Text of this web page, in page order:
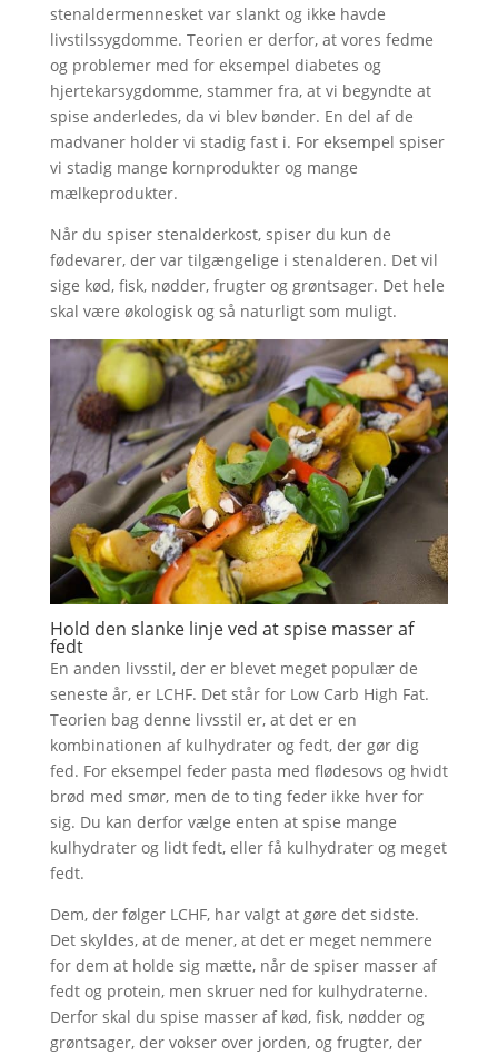
stenaldermennesket var slankt og ikke havde
livstilssygdomme. Teorien er derfor, at vores fedme
og problemer med for eksempel diabetes og
hjertekarsygdomme, stammer fra, at vi begyndte at
spise anderledes, da vi blev bønder. En del af de
madvaner holder vi stadig fast i. For eksempel spiser
vi stadig mange kornprodukter og mange
mælkeprodukter.
Når du spiser stenalderkost, spiser du kun de
fødevarer, der var tilgængelige i stenalderen. Det vil
sige kød, fisk, nødder, frugter og grøntsager. Det hele
skal være økologisk og så naturligt som muligt.
Hold den slanke linje ved at spise masser af
fedt
En anden livsstil, der er blevet meget populær de
seneste år, er LCHF. Det står for Low Carb High Fat.
Teorien bag denne livsstil er, at det er en
kombinationen af kulhydrater og fedt, der gør dig
fed. For eksempel feder pasta med flødesovs og hvidt
brød med smør, men de to ting feder ikke hver for
sig. Du kan derfor vælge enten at spise mange
kulhydrater og lidt fedt, eller få kulhydrater og meget
fedt.
Dem, der følger LCHF, har valgt at gøre det sidste.
Det skyldes, at de mener, at det er meget nemmere
for dem at holde sig mætte, når de spiser masser af
fedt og protein, men skruer ned for kulhydraterne.
Derfor skal du spise masser af kød, fisk, nødder og
grøntsager, der vokser over jorden, og frugter, der